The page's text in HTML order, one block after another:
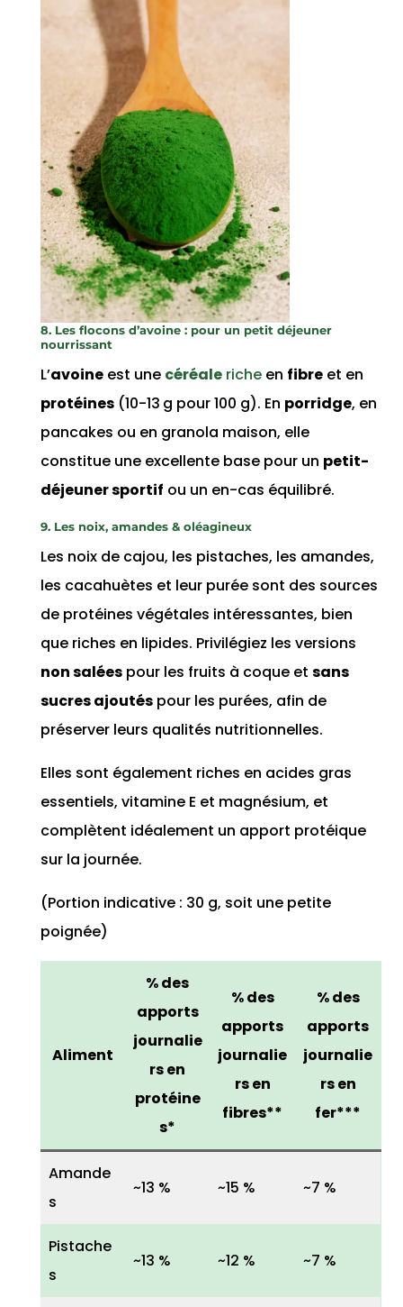
8. Les flocons d’avoine : pour un petit déjeuner
nourrissant
L’avoineest une céréalericheen fibreet en
protéines(10-13 g pour 100 g). En porridge, en
pancakes ou en granola maison, elle
constitue une excellente base pour un petit-
déjeuner sportif ou un en-cas équilibré.
9. Les noix, amandes & oléagineux
Les noix de cajou, les pistaches, les amandes,
les cacahuètes et leur purée sont des sources
de protéines végétales intéressantes, bien
que riches en lipides. Privilégiez les versions
non saléespour les fruits à coque et sans
sucres ajoutéspour les purées, afin de
préserver leurs qualités nutritionnelles.
Elles sont également riches en acides gras
essentiels, vitamine E et magnésium, et
complètent idéalement un apport protéique
sur la journée.
(Portion indicative : 30 g, soit une petite
poignée)
Aliment
% des
apports
journalie
rs en
protéine
s*
% des
apports
journalie
rs en
fibres**
% des
apports
journalie
rs en
fer***
Amande
s
~13 % ~15 % ~7 %
Pistache
s
~13 % ~12 % ~7 %